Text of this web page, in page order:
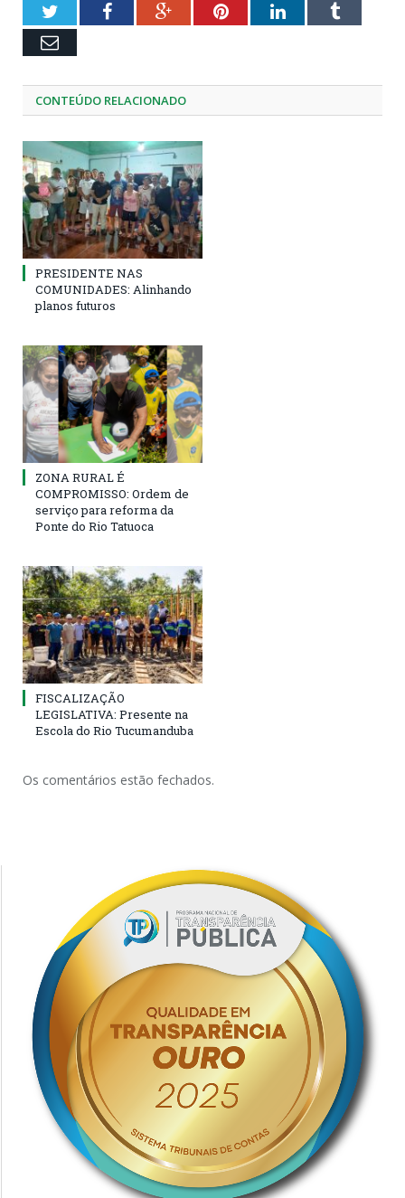
TwitterFacebookGoogle+PinterestLinkedInTumblr
Email
CONTEÚDO RELACIONADO
PRESIDENTE NAS
COMUNIDADES: Alinhando
planos futuros
ZONA RURAL É
COMPROMISSO: Ordem de
serviço para reforma da
Ponte do Rio Tatuoca
FISCALIZAÇÃO
LEGISLATIVA: Presente na
Escola do Rio Tucumanduba
Os comentários estão fechados.